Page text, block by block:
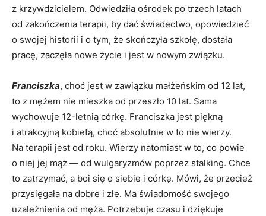
z krzywdzicielem. Odwiedziła ośrodek po trzech latach
od zakończenia terapii, by dać świadectwo, opowiedzieć
o swojej historii i o tym, że skończyła szkołę, dostała
pracę, zaczęła nowe życie i jest w nowym związku.
Franciszka, choć jest w zawiązku małżeńskim od 12 lat,
to z mężem nie mieszka od przeszło 10 lat. Sama
wychowuje 12-letnią córkę. Franciszka jest piękną
i atrakcyjną kobietą, choć absolutnie w to nie wierzy.
Na terapii jest od roku. Wierzy natomiast w to, co powie
o niej jej mąż — od wulgaryzmów poprzez stalking. Chce
to zatrzymać, a boi się o siebie i córkę. Mówi, że przecież
przysięgała na dobre i złe. Ma świadomość swojego
uzależnienia od męża. Potrzebuje czasu i dziękuje